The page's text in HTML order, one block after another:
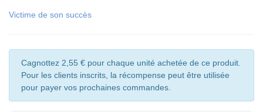
Victime de son succès
Cagnottez 2,55 € pour chaque unité achetée de ce produit.
Pour les clients inscrits, la récompense peut être utilisée
pour payer vos prochaines commandes.